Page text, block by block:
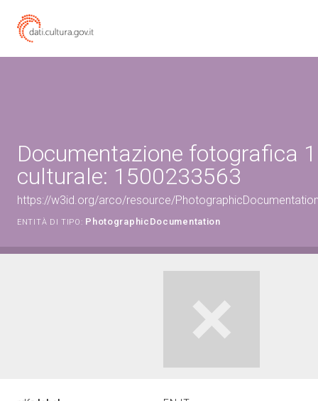
Documentazione fotografica
culturale: 1500233563
https://w3id.org/arco/resource/
ENTITÀ DI TIPO: PhotographicDocumentation